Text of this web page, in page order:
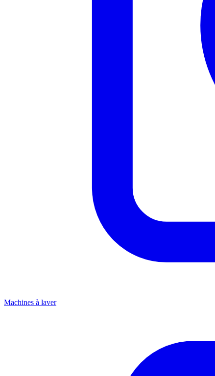
Machines à laver